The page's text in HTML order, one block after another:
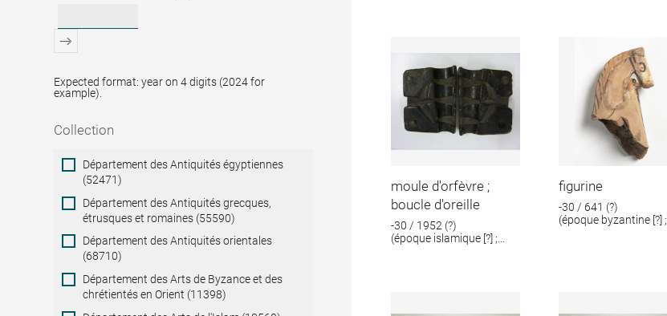
Expected format: year on 4 digits (2024 for
example).
Collection
Collection
Département des Antiquités égyptiennes
(52471)
Département des Antiquités grecques,
étrusques et romaines (55590)
Département des Antiquités orientales
(68710)
Département des Arts de Byzance et des
chrétientés en Orient (11398)
moule d'orfèvre ;
boucle d'oreille
-30 / 1952 (?)
(époque islamique [?] ;
figurine
-30 / 641 (?)
(époque byzantine [?] ;